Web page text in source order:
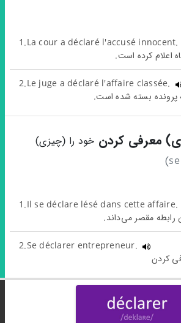
1.La cour a déclaré l'accusé innocent.
2.Le juge a déclaré l'affaire classée.
معرفی کردن خود را (چیزی)
1.Il se déclare lésé dans cette affaire.
2.Se déclarer entrepreneur.